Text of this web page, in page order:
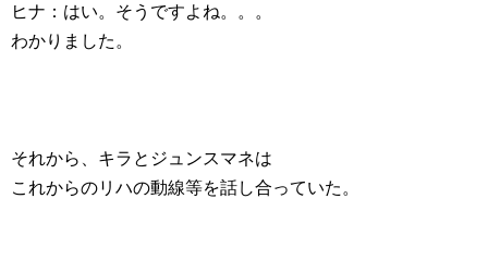
ヒナ：はい。そうですよね。。。
わかりました。
それから、キラとジュンスマネは
これからのリハの動線等を話し合っていた。